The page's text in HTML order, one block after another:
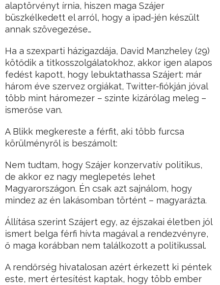
alaptörvényt írnia, hiszen maga Szájer
büszkélkedett el arról, hogy a ipad-jén készült
annak szövegezése…
Ha a szexparti házigazdája, David Manzheley (29)
kötődik a titkosszolgálatokhoz, akkor igen alapos
fedést kapott, hogy lebuktathassa Szájert: már
három éve szervez orgiákat, Twitter-fiókján jóval
több mint háromezer – szinte kizárólag meleg –
ismerőse van.
A Blikk megkereste a férfit, aki több furcsa
körülményről is beszámolt:
Nem tudtam, hogy Szájer konzervatív politikus,
de akkor ez nagy meglepetés lehet
Magyarországon. Én csak azt sajnálom, hogy
mindez az én lakásomban történt – magyarázta.
Állítása szerint Szájert egy, az éjszakai életben jól
ismert belga férfi hívta magával a rendezvényre,
ő maga korábban nem találkozott a politikussal.
A rendőrség hivatalosan azért érkezett ki péntek
este, mert értesítést kaptak, hogy több ember